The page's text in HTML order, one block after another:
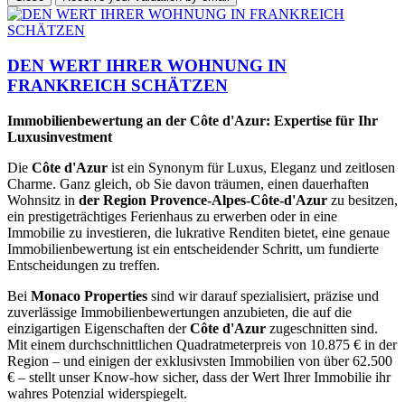
DEN WERT IHRER WOHNUNG IN
FRANKREICH SCHÄTZEN
Immobilienbewertung an der Côte d'Azur: Expertise für Ihr
Luxusinvestment
Die Côte d'Azur ist ein Synonym für Luxus, Eleganz und zeitlosen
Charme. Ganz gleich, ob Sie davon träumen, einen dauerhaften
Wohnsitz in der Region Provence-Alpes-Côte-d'Azur zu besitzen,
ein prestigeträchtiges Ferienhaus zu erwerben oder in eine
Immobilie zu investieren, die lukrative Renditen bietet, eine genaue
Immobilienbewertung ist ein entscheidender Schritt, um fundierte
Entscheidungen zu treffen.
Bei Monaco Properties sind wir darauf spezialisiert, präzise und
zuverlässige Immobilienbewertungen anzubieten, die auf die
einzigartigen Eigenschaften derCôte d'Azur zugeschnitten sind.
Mit einem durchschnittlichen Quadratmeterpreis von 10.875 € in der
Region – und einigen der exklusivsten Immobilien von über 62.500
€ – stellt unser Know-how sicher, dass der Wert Ihrer Immobilie ihr
wahres Potenzial widerspiegelt.